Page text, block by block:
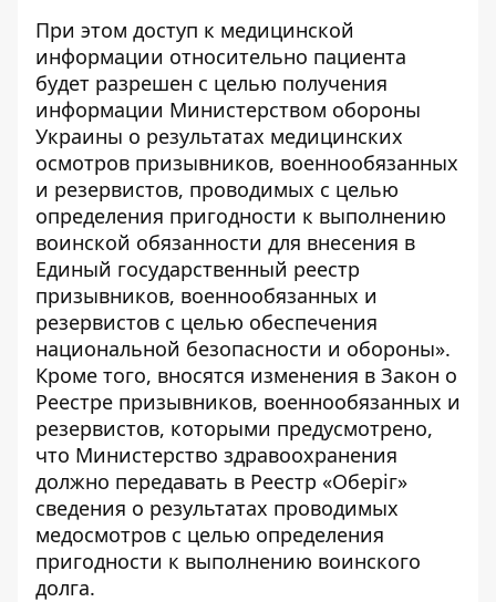
При этом доступ к медицинской
информации относительно пациента
будет разрешен с целью получения
информации Министерством обороны
Украины о результатах медицинских
осмотров призывников, военнообязанных
и резервистов, проводимых с целью
определения пригодности к выполнению
воинской обязанности для внесения в
Единый государственный реестр
призывников, военнообязанных и
резервистов с целью обеспечения
национальной безопасности и обороны».
Кроме того, вносятся изменения в Закон о
Реестре призывников, военнообязанных и
резервистов, которыми предусмотрено,
что Министерство здравоохранения
должно передавать в Реестр «Оберіг»
сведения о результатах проводимых
медосмотров с целью определения
пригодности к выполнению воинского
долга.